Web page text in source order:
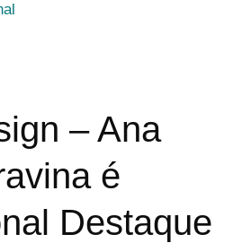
– Ana
é
Destaque